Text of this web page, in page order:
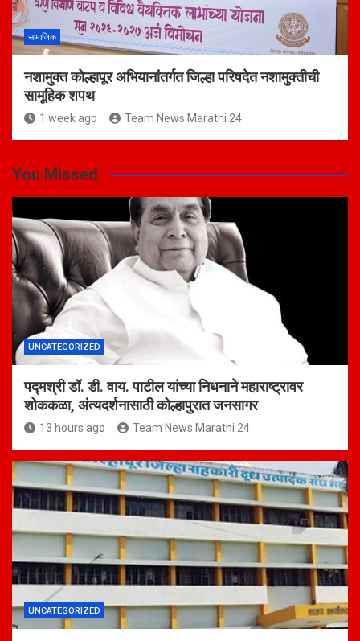
सामाजिक
नशामुक्त कोल्हापूर अभियानांतर्गत जिल्हा परिषदेत नशामुक्तीची
सामूहिक शपथ
1 week ago Team News Marathi 24
You Missed
UNCATEGORIZED
पद्मश्री डॉ. डी. वाय. पाटील यांच्या निधनाने महाराष्ट्रावर
शोककळा, अंत्यदर्शनासाठी कोल्हापुरात जनसागर
13 hours ago Team News Marathi 24
UNCATEGORIZED